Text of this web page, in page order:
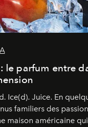
le parfum entre
Ice(d). Juice. En
familiers des
maison américaine